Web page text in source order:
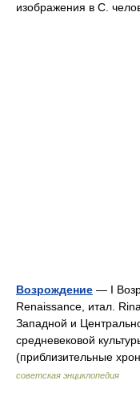
изображения в С.
Возрождение — I
Renaissance, итал.
Западной и
средневековой
(приблизительные
советская энциклопедия